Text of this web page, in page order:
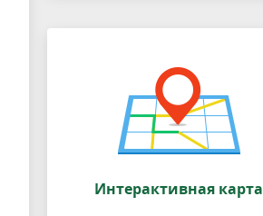
Интерактивная карта